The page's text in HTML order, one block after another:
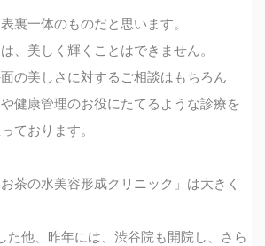
裏一体のものだと思います。
、美しく輝くことはできません。
の美しさに対するご相談はもちろん
健康管理のお役にたてるような診療を
ております。
茶の水美容形成クリニック」は大きく
た他、昨年には、渋谷院も開院し、さら